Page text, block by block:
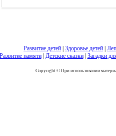
Развитие детей Здоровье детей
Развитие памяти| Детские сказки| Загадки
Copyright © При использовании